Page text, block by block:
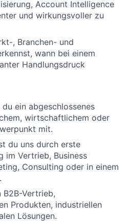
Account Intelligence
und wirkungsvoller zu
, Branchen- und
wann bei einem
Handlungsdruck
ein abgeschlossenes
wirtschaftlichem oder
mit.
du uns durch erste
im Vertrieb, Business
Consulting oder in einem
B2B-Vertrieb,
Produkten, industriellen
Lösungen.